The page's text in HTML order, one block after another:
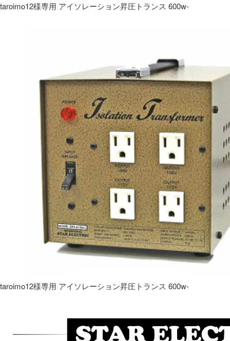
taroimo12様専用 アイソレーション昇圧トランス 600w-
taroimo12様専用 アイソレーション昇圧トランス 600w-